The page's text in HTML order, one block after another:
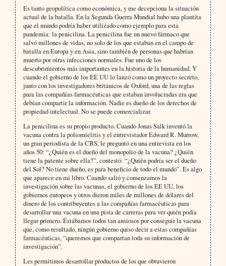
Es tanto geopolítica como económica, y me decepciona la situación
actual de la batalla. En la Segunda Guerra Mundial hubo una plantita
que el mundo podría haber utilizado como ejemplo para esta
pandemia: la penicilina. La penicilina fue un nuevo fármaco que
salvó millones de vidas, no solo de los que estaban en el campo de
batalla en Europa y en Asia, sino también de personas que habrían
muerto por otras infecciones normales. Fue uno de los
descubrimientos más importantes en la historia de la humanidad. Y
cuando el gobierno de los EE UU lo lanzó como un proyecto secreto,
junto con los investigadores británicos de Oxford, una de las reglas
para las compañías farmacéuticas que estaban involucradas era que
debían compartir la información. Nadie es dueño de los derechos de
propiedad intelectual. No se puede comercializar.
La penicilina es su propio producto. Cuando Jonas Salk inventó la
vacuna contra la poliomielitis y el entrevistador Edward R. Murrow,
un gran periodista de la CBS, le preguntó en una entrevista en los
años 50: “¿Quién es el dueño del monopolio de la vacuna? ¿Quién
tiene la patente sobre ella?”, contestó: “¿Quién podría ser el dueño
del Sol? No tiene dueño, es para beneficio de todo el mundo”. Es algo
que aparece en mi libro. Cuando salió y comenzamos la
investigación sobre las vacunas, el gobierno de los EE UU, los
gobiernos europeos y otros dieron miles de millones de dólares del
dinero de los contribuyentes a las compañías farmacéuticas para
desarrollar una vacuna en una pista de carreras para ver quién podía
llegar primero. Estábamos todos tan ansiosos por conseguir la vacuna
que, como resultado, ningún gobierno quiso decir a estas compañías
farmacéuticas, “queremos que compartan toda su información de
investigación”.
Les permitimos desarrollar productos de los que obtuvieron